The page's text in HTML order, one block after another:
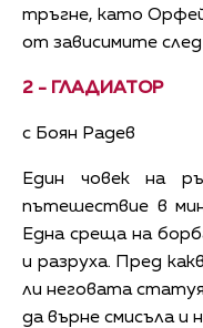
тръгне, като Орфей
от зависимите след
2 - ГЛАДИАТОР
с Боян Радев
Един човек на
пътешествие в
Една среща на
и разруха. Пред
ли неговата
да върне смисъла и